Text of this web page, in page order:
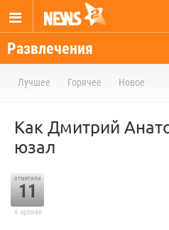
Развлечения
Лучшее Горячее Новое
Как Дмитрий
юзал
отметили
11
в архиве